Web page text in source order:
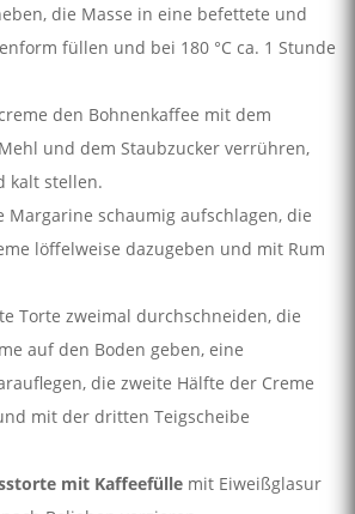
die Masse in eine befettete und
füllen und bei 180 °C ca. 1 Stunde
den Bohnenkaffee mit dem
und dem Staubzucker verrühren,
kalt stellen.
Margarine schaumig aufschlagen, die
löffelweise dazugeben und mit Rum
Torte zweimal durchschneiden, die
auf den Boden geben, eine
die zweite Hälfte der Creme
mit der dritten Teigscheibe
mit Kaffeefülle mit Eiweißglasur